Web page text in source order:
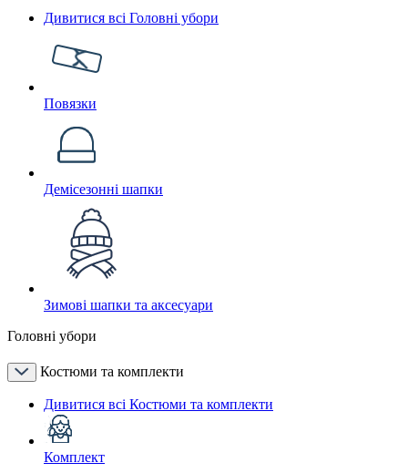
Дивитися всі Головні убори
Повязки
Демісезонні шапки
Зимові шапки та аксесуари
Головні убори
Костюми та комплекти
Дивитися всі Костюми та комплекти
Комплект